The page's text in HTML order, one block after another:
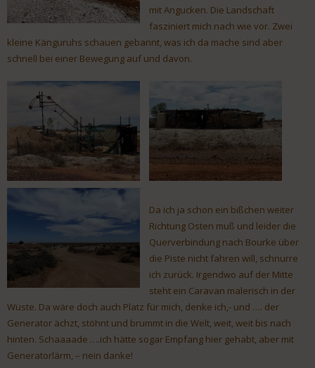
mit Angucken. Die Landschaft
fasziniert mich nach wie vor. Zwei
kleine Känguruhs schauen gebannt, was ich da mache sind aber
schnell bei einer Bewegung auf und davon.
Da ich ja schon ein bißchen weiter
Richtung Osten muß und leider die
Querverbindung nach Bourke über
die Piste nicht fahren will, schnurre
ich zurück. Irgendwo auf der Mitte
steht ein Caravan malerisch in der
Wüste. Da wäre doch auch Platz für mich, denke ich,- und …. der
Generator ächzt, stöhnt und brummt in die Welt, weit, weit bis nach
hinten. Schaaaade ….ich hätte sogar Empfang hier gehabt, aber mit
Generatorlärm, – nein danke!